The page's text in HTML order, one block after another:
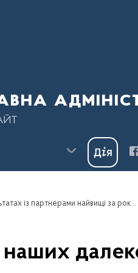
Зараз українські позиції на фронті й у наших далекобійних санкціях та у спільних результатах із партнерами найвищі за роки – звернення Президента
наших